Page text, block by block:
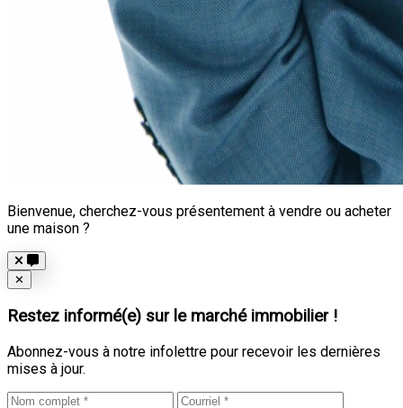
Bienvenue, cherchez-vous présentement à vendre ou acheter
une maison ?
Close
✕
Restez informé(e) sur le marché immobilier !
Abonnez-vous à notre infolettre pour recevoir les dernières
mises à jour.